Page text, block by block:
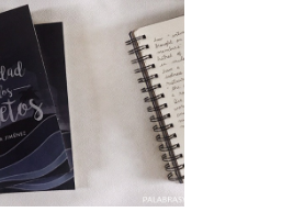
tras los
(fragmento)